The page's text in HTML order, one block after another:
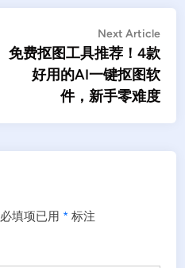
Next Article
免费抠图工具推荐！4款
好用的AI一键抠图软
件，新手零难度
必填项已用 * 标注